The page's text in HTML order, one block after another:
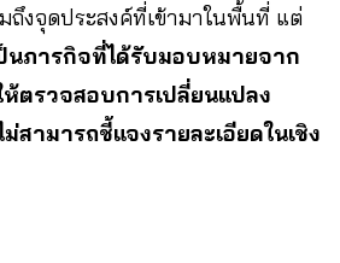
ถึงจุดประสงค์ที่เข้ามาในพื้นที่ แต่
นภารกิจที่ได้รับมอบหมายจาก
ตรวจสอบการเปลี่ยนแปลง
ามารถชี้แจงรายละเอียดในเชิง